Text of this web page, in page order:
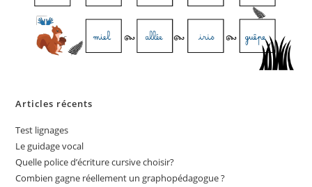
Articles récents
Test lignages
Le guidage vocal
Quelle police d’écriture cursive choisir?
Combien gagne réellement un graphopédagogue ?